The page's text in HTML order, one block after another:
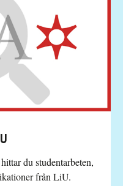
du studentarbeten,
från LiU.